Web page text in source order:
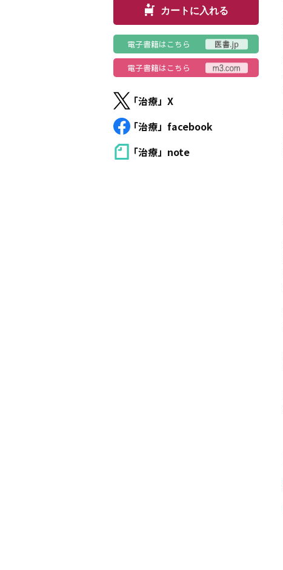
カートに入れる
電子書籍はこちら
電子書籍はこちら
「治療」X
「治療」facebook
「治療」note